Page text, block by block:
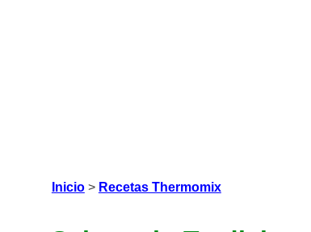
Inicio> Recetas Thermomix